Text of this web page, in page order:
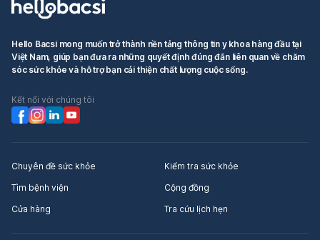
Hello Bacsi mong muốn trở thành nền tảng thông tin y khoa hàng đầu tại
Việt Nam, giúp bạn đưa ra những quyết định đúng đắn liên quan về chăm
sóc sức khỏe và hỗ trợ bạn cải thiện chất lượng cuộc sống.
Kết nối với chúng tôi
Chuyên đề sức khỏe
Kiểm tra sức khỏe
Tìm bệnh viện
Cộng đồng
Cửa hàng
Tra cứu lịch hẹn